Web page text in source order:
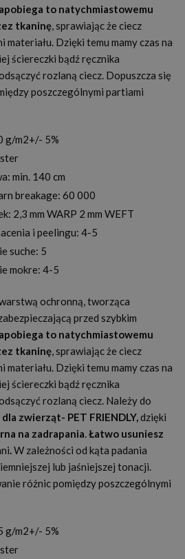
to natychmiastowemu
tkaninę, sprawiając że ciecz
materiału. Dzięki temu mamy czas na
ściereczki bądź ręcznika
rozlaną ciecz. Dopuszcza się
poszczególnymi partiami
g/m2+/- 5%
min. 140 cm
breakage: 60 000
2,3 mm WARP 2 mm WEFT
i peelingu: 4-5
suche: 5
mokre: 4-5
ochronną, tworząca
przed szybkim
to natychmiastowemu
tkaninę, sprawiając że ciecz
materiału. Dzięki temu mamy czas na
ściereczki bądź ręcznika
rozlaną ciecz. Należy do
zwierząt- PET FRIENDLY,dzięki
na zadrapania.Łatwo usuniesz
.W zależności od kąta padania
lub jaśniejszej tonacji.
różnic pomiędzy poszczególnymi
g/m2+/- 5%